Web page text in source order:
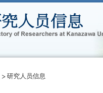
研究人员信息